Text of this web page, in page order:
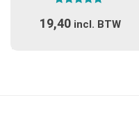
optie
5.00
uit 5
19,40 incl. BTW